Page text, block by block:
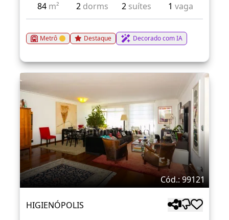
84 m² 2 dorms 2 suítes 1vaga
Metrô Destaque Decorado com IA
Cód.: 99121
HIGIENÓPOLIS